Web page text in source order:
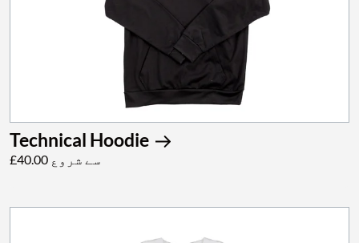
Technical Hoodie
£40.00 سے شروع